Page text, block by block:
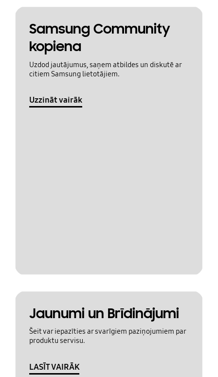
Samsung Community
kopiena
Uzdod jautājumus, saņem atbildes un diskutē ar
citiem Samsung lietotājiem.
Uzzināt vairāk
Jaunumi un Brīdinājumi
Šeit var iepazīties ar svarīgiem paziņojumiem par
produktu servisu.
LASĪT VAIRĀK